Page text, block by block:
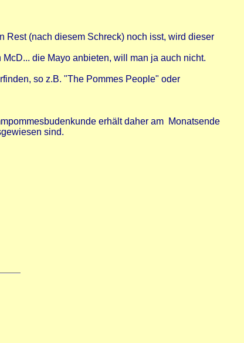
Rest (nach diesem Schreck) noch isst, wird dieser
die Mayo anbieten, will man ja auch nicht.
so z.B. "The Pommes People" oder
erhält daher am Monatsende
sind.